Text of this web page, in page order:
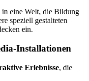
in eine Welt, die Bildung
speziell gestalteten
ein.
Installationen
Erlebnisse, die